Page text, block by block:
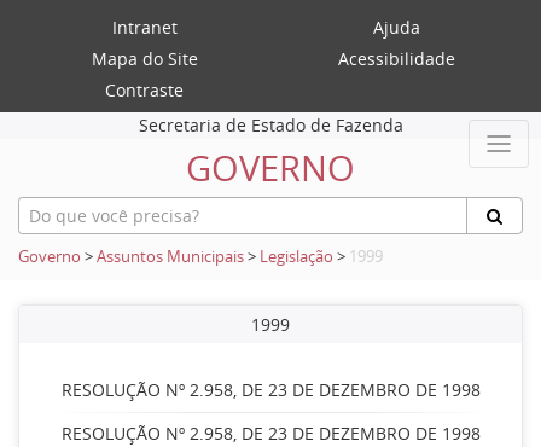
Intranet
Ajuda
Mapa do Site
Acessibilidade
Contraste
Secretaria de Estado de Fazenda
GOVERNO
Governo >Assuntos Municipais> Legislação > 1999
1999
RESOLUÇÃO Nº 2.958, DE 23 DE DEZEMBRO DE 1998
RESOLUÇÃO Nº 2.958, DE 23 DE DEZEMBRO DE 1998